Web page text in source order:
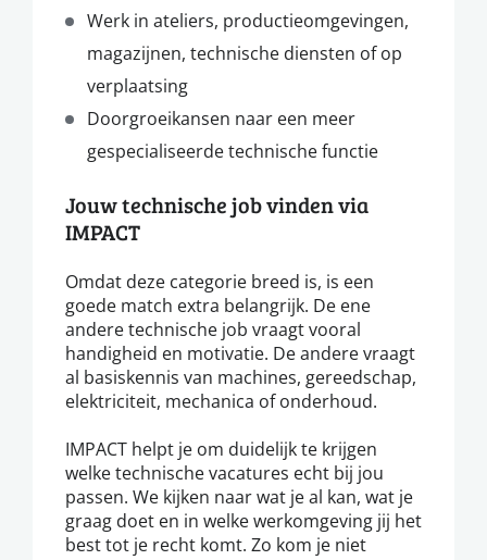
Werk in ateliers, productieomgevingen,
magazijnen, technische diensten of op
verplaatsing
Doorgroeikansen naar een meer
gespecialiseerde technische functie
Jouw technische job vinden via
IMPACT
Omdat deze categorie breed is, is een
goede match extra belangrijk. De ene
andere technische job vraagt vooral
handigheid en motivatie. De andere vraagt
al basiskennis van machines, gereedschap,
elektriciteit, mechanica of onderhoud.
IMPACT helpt je om duidelijk te krijgen
welke technische vacatures echt bij jou
passen. We kijken naar wat je al kan, wat je
graag doet en in welke werkomgeving jij het
best tot je recht komt. Zo kom je niet